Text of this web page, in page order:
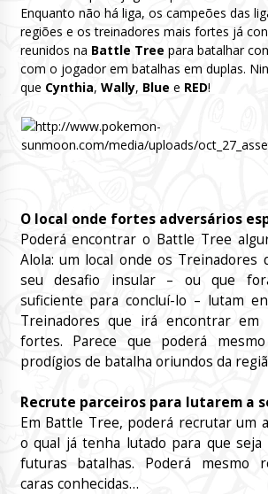
Enquanto não há liga, os campeões das
regiões e os treinadores mais fortes já
reunidos na Battle Tree para batalhar
com o jogador em batalhas em duplas.
que Cynthia, Wally, Blue e RED!
O local onde fortes adversários
Poderá encontrar o Battle Tree
Alola: um local onde os Treinadores
seu desafio insular – ou que
suficiente para concluí-lo – lutam
Treinadores que irá encontrar em
fortes. Parece que poderá
prodígios de batalha oriundos da
Recrute parceiros para lutarem a
Em Battle Tree, poderá recrutar um
o qual já tenha lutado para que
futuras batalhas. Poderá mesmo
caras conhecidas…